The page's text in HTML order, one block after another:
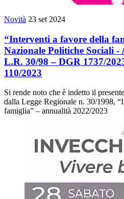
Novità 23 set 2024
“Interventi a favore della
Nazionale Politiche Sociali
L.R. 30/98 – DGR 1737/
110/2023
Si rende noto che è indetto il
dalla Legge Regionale n. 30/1998,
famiglia” – annualità 2022/2023